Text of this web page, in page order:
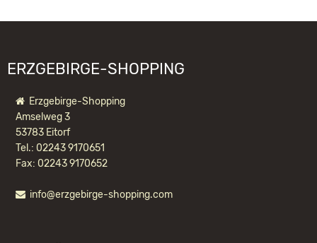
LED MOTIVLEUCHTE WO IST NEMO?
ERZGEBIRGE-SHOPPING
Erzgebirge-Shopping
Amselweg 3
53783 Eitorf
Tel.: 02243 9170651
Fax: 02243 9170652
info@erzgebirge-shopping.com